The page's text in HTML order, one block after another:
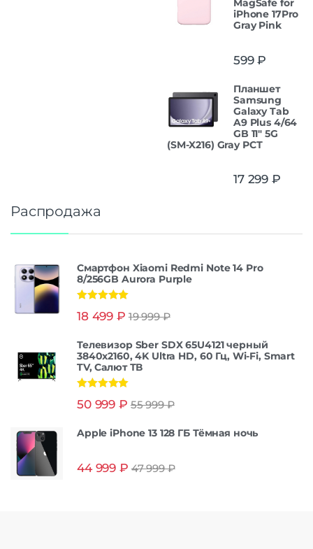
MagSafe for
iPhone 17Pro
Gray Pink
599₽
Планшет
Samsung
Galaxy Tab
A9 Plus 4/64
GB 11" 5G
(SM-X216) Gray РСТ
17 299 ₽
Распродажа
Смартфон Xiaomi Redmi Note 14 Pro
8/256GB Aurora Purple
из 5
18 499 ₽ 19 999₽
Телевизор Sber SDX 65U4121 черный
3840x2160, 4K Ultra HD, 60 Гц, Wi-Fi, Smart
TV, Салют ТВ
из 5
50 999 ₽ 55 999₽
Apple iPhone 13 128 ГБ Тёмная ночь
44 999 ₽ 47 999₽